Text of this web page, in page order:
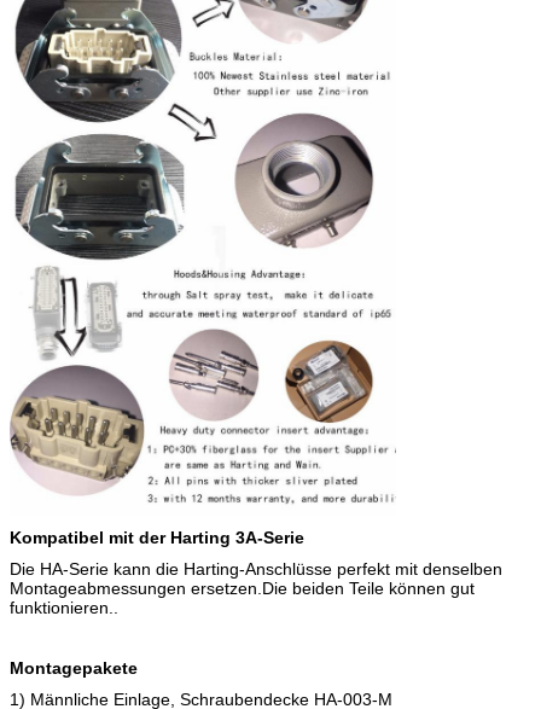
Kompatibel mit der Harting 3A-Serie
Die HA-Serie kann die Harting-Anschlüsse perfekt mit denselben
Montageabmessungen ersetzen.Die beiden Teile können gut
funktionieren..
Montagepakete
1) Männliche Einlage, Schraubendecke HA-003-M